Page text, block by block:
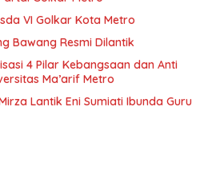
VI Golkar Kota Metro
Bawang Resmi Dilantik
4 Pilar Kebangsaan dan Anti
Ma’arif Metro
Lantik Eni Sumiati Ibunda Guru